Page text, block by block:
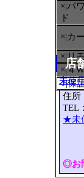
×|パ
ド
×|カ
×|リ
×|４
○|保
店
未使
住所
TEL
★未
◎お